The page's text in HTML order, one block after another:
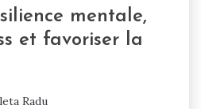
mentale,
et favoriser la
Radu